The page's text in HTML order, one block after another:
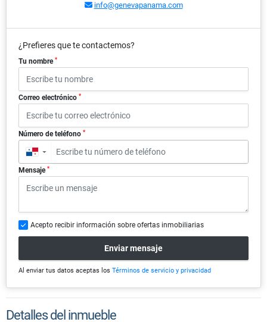
info@genevapanama.com
¿Prefieres que te contactemos?
Tu nombre *
Correo electrónico *
Número de teléfono *
▼
Mensaje *
Acepto recibir información sobre ofertas inmobiliarias
Enviar mensaje
Al enviar tus datos aceptas los Términos de servicio y privacidad
Detalles del inmueble